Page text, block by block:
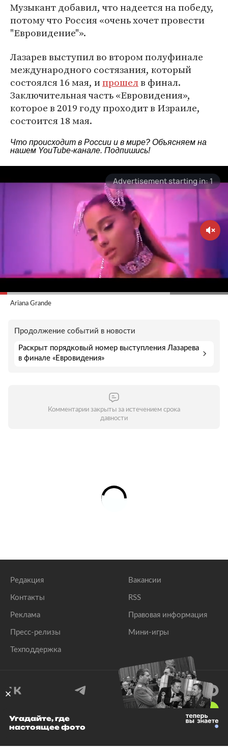
Музыкант добавил, что надеется на победу,
потому что Россия «очень хочет провести
"Евровидение"».
Лазарев выступил во втором полуфинале
международного состязания, который
состоялся 16 мая, ипрошелв финал.
Заключительная часть «Евровидения»,
которое в 2019 году проходит в Израиле,
состоится 18 мая.
Что происходит в России и в мире? Объясняем на
нашем YouTube-канале. Подпишись!
Ariana Grande
Продолжение событий в новости
Раскрыт порядковый номер выступления Лазарева
в финале «Евровидения»
Комментарии закрыты за истечением срока
давности
Редакция
Контакты
Реклама
Пресс-релизы
Техподдержка
Вакансии
RSS
Правовая информация
Мини-игры
© 1999–2026 Все права защищены.
Угадайте, где
настоящее фото